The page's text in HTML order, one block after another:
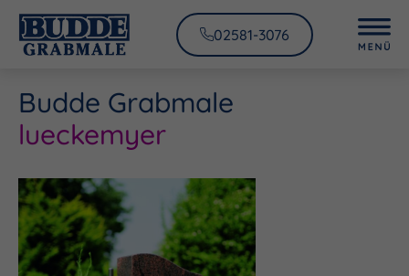
02581-3076
Budde Grabmale
lueckemyer